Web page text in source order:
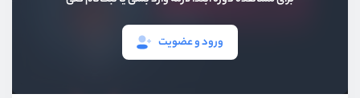
ورود و عضویت
ویدیو آموزشی